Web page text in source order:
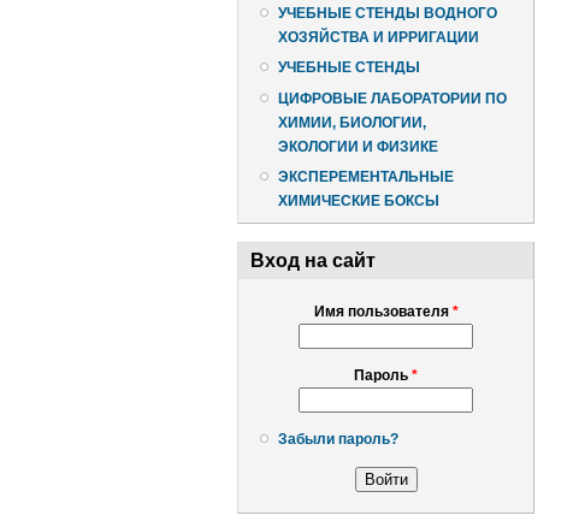
УЧЕБНЫЕ СТЕНДЫ ВОДНОГО
ХОЗЯЙСТВА И ИРРИГАЦИИ
УЧЕБНЫЕ СТЕНДЫ
ЦИФРОВЫЕ ЛАБОРАТОРИИ ПО
ХИМИИ, БИОЛОГИИ,
ЭКОЛОГИИ И ФИЗИКЕ
ЭКСПЕРЕМЕНТАЛЬНЫЕ
ХИМИЧЕСКИЕ БОКСЫ
Вход на сайт
Имя пользователя *
Пароль *
Забыли пароль?